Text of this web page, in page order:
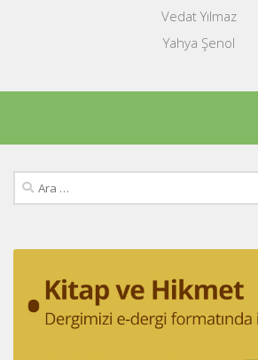
Vedat Yılmaz
Yahya Şenol
Arama: